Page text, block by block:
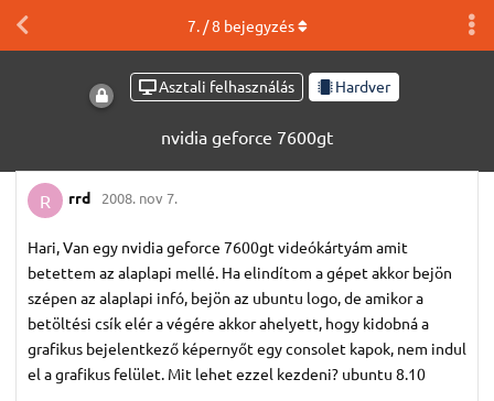
Asztali felhasználás Hardver
nvidia geforce 7600gt
7. /8 bejegyzés
R rrd 2008. nov 7.
Hari, Van egy nvidia geforce 7600gt videókártyám amit
betettem az alaplapi mellé. Ha elindítom a gépet akkor bejön
szépen az alaplapi infó, bejön az ubuntu logo, de amikor a
betöltési csík elér a végére akkor ahelyett, hogy kidobná a
grafikus bejelentkező képernyőt egy consolet kapok, nem indul
el a grafikus felület. Mit lehet ezzel kezdeni? ubuntu 8.10